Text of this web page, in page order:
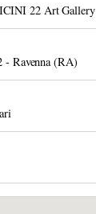
22 Art Gallery
Ravenna (RA)